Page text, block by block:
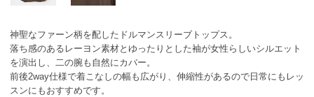
神聖なファーン柄を配したドルマンスリーブトップス。
落ち感のあるレーヨン素材とゆったりとした袖が女性らしいシルエット
を演出し、二の腕も自然にカバー。
前後2way仕様で着こなしの幅も広がり、伸縮性があるので日常にもレッ
スンにもおすすめです。